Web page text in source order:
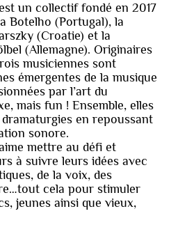
un collectif fondé en 2017
Botelho (Portugal), la
(Croatie) et la
(Allemagne). Originaires
musiciennes sont
émergentes de la musique
par l’art du
mais fun ! Ensemble, elles
en repoussant
sonore.
mettre au défi et
à suivre leurs idées avec
de la voix, des
cela pour stimuler
jeunes ainsi que vieux,